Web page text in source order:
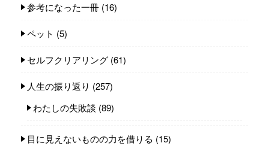
参考になった一冊 (16)
ペット (5)
セルフクリアリング (61)
人生の振り返り (257)
わたしの失敗談 (89)
目に見えないものの力を借りる (15)